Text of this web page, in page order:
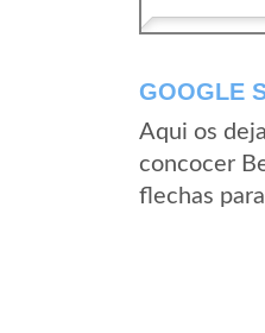
GOOGLE
Aqui os
concocer
flechas